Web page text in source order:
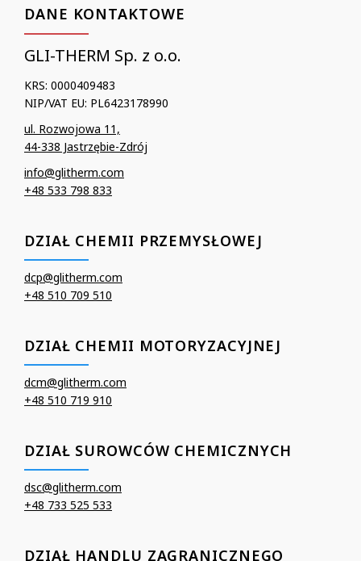
DANE KONTAKTOWE
GLI-THERM Sp. z o.o.
KRS: 0000409483
NIP/VAT EU: PL6423178990
ul. Rozwojowa 11,
44-338 Jastrzębie-Zdrój
info@glitherm.com
+48 533 798 833
DZIAŁ CHEMII PRZEMYSŁOWEJ
dcp@glitherm.com
+48 510 709 510
DZIAŁ CHEMII MOTORYZACYJNEJ
dcm@glitherm.com
+48 510 719 910
DZIAŁ SUROWCÓW CHEMICZNYCH
dsc@glitherm.com
+48 733 525 533
DZIAŁ HANDLU ZAGRANICZNEGO